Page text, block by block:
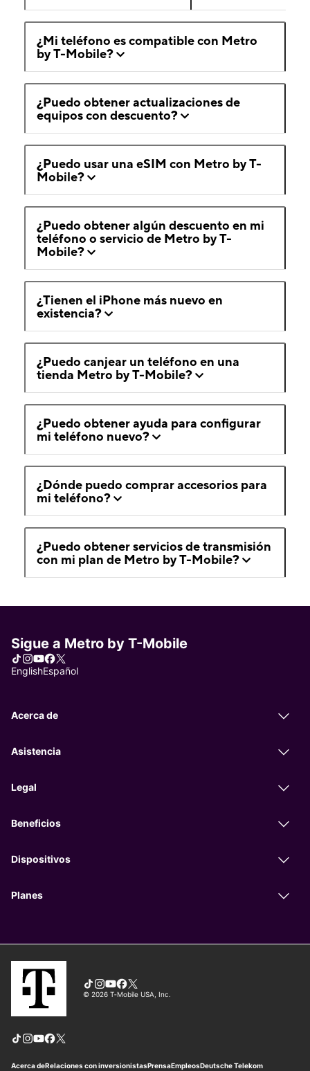
¿Mi teléfono es compatible con Metro
by T-Mobile?
¿Puedo obtener actualizaciones de
equipos con descuento?
¿Puedo usar una eSIM con Metro by T-
Mobile?
¿Puedo obtener algún descuento en mi
teléfono o servicio de Metro by T-
Mobile?
¿Tienen el iPhone más nuevo en
existencia?
¿Puedo canjear un teléfono en una
tienda Metro by T-Mobile?
¿Puedo obtener ayuda para configurar
mi teléfono nuevo?
¿Dónde puedo comprar accesorios para
mi teléfono?
¿Puedo obtener servicios de transmisión
con mi plan de Metro by T-Mobile?